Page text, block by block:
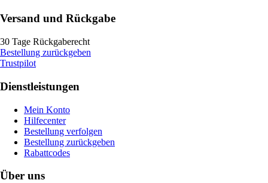
Versand und Rückgabe
30 Tage Rückgaberecht
Bestellung zurückgeben
Trustpilot
Dienstleistungen
Mein Konto
Hilfecenter
Bestellung verfolgen
Bestellung zurückgeben
Rabattcodes
Über uns